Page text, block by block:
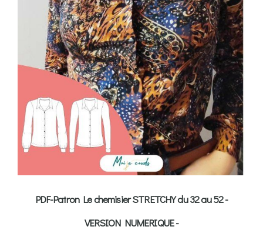
PDF-Patron Le chemisier STRETCHY du 32 au 52 -
VERSION NUMERIQUE -